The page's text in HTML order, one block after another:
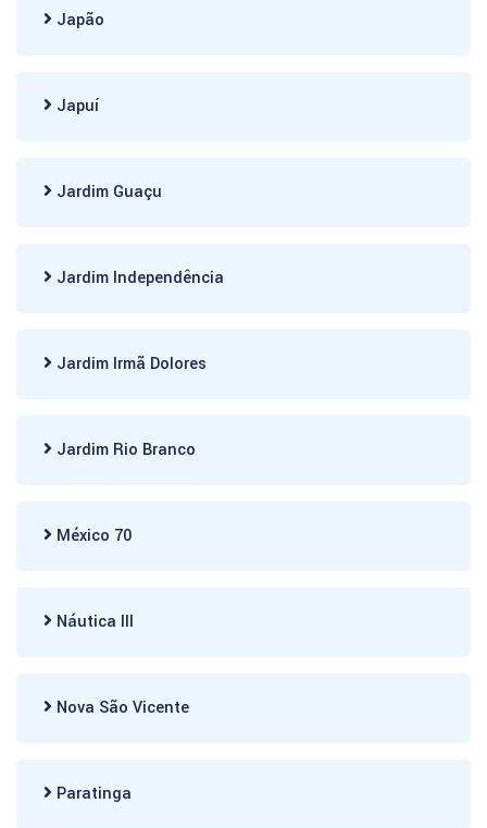
Japão
Japuí
Jardim Guaçu
Jardim Independência
Jardim Irmã Dolores
Jardim Rio Branco
México 70
Náutica III
Nova São Vicente
Paratinga